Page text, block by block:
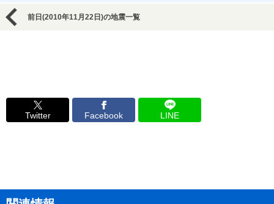
前日(2010年11月22日)の地震一覧
Twitter Facebook LINE